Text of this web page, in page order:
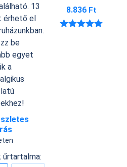
13
érhető el
be
egyet
a
űrtartalma:
8.836 Ft